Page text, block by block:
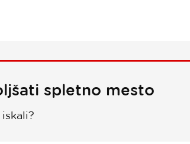
spletno mesto